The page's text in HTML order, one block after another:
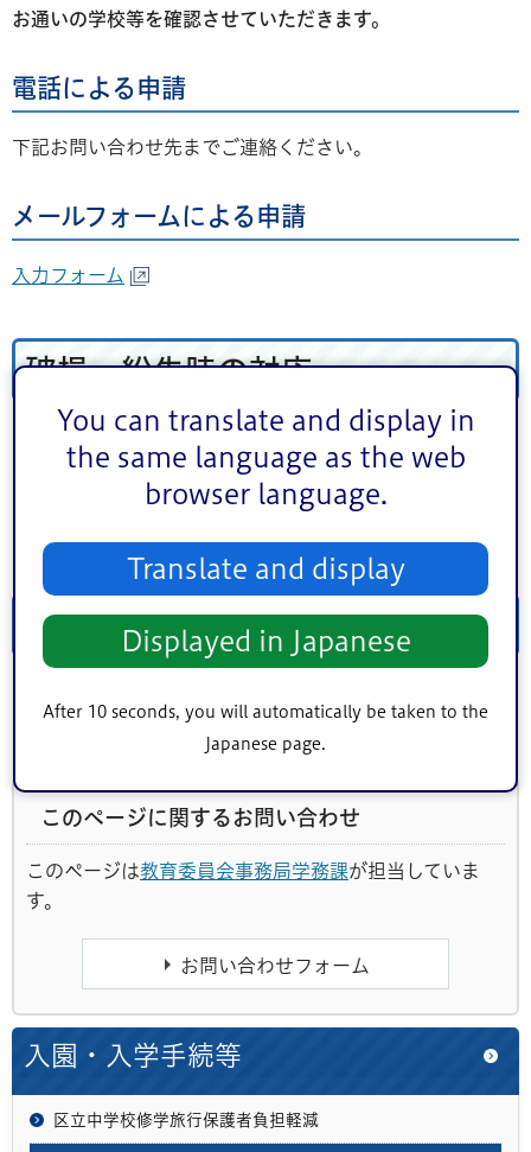
You can translate and display in
the same language as the web
browser language.
Translate and display
Displayed in Japanese
After 10 seconds, you will automatically be taken to the
Japanese page.
お通いの学校等を確認させていただきます。
電話による申請
下記お問い合わせ先までご連絡ください。
メールフォームによる申請
入力フォーム
破損・紛失時の対応
防犯ブザーを破損紛失された際は、小学3年生まで無償で交
換対応します。交換場所、方法は上記「配布場所・方法」
お問い合わせ先
電話：03-5662-1625（直通）
このページに関するお問い合わせ
このページは教育委員会事務局学務課が担当していま
す。
入園・入学手続等
区立中学校修学旅行保護者負担軽減